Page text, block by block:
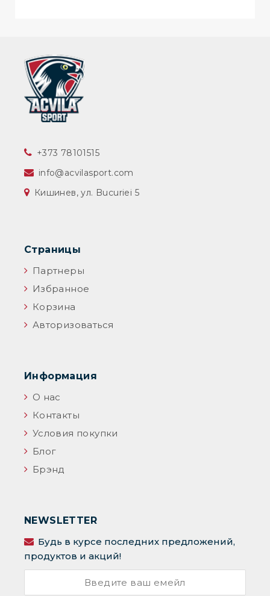
‎+373 78101515
info@acvilasport.com
Кишинев, ул. Bucuriei 5
Страницы
Партнеры
Избранное
Корзина
Авторизоваться
Информация
О нас
Контакты
Условия покупки
Блог
Брэнд
NEWSLETTER
Будь в курсе последних предложений,
продуктов и акций!